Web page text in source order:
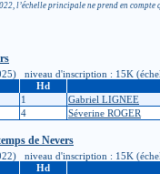
l’échelle principale ne prend en compte
niveau d'inscription : 15K
Hd
1 Gabriel LIGNEE
4 Séverine ROGER
de Nevers
niveau d'inscription : 15K
Hd